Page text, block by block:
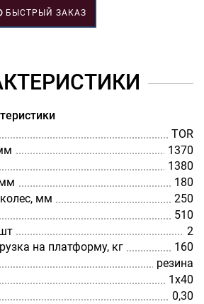
БЫСТРЫЙ ЗАКАЗ
TOR
1370
1380
180
мм
250
510
2
на платформу, кг
160
резина
1х40
0,30